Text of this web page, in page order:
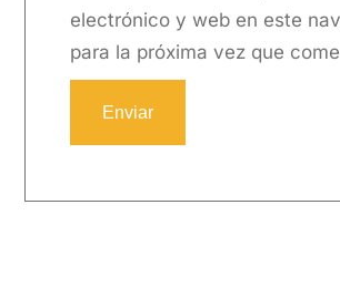
electrónico y web en este
para la próxima vez que